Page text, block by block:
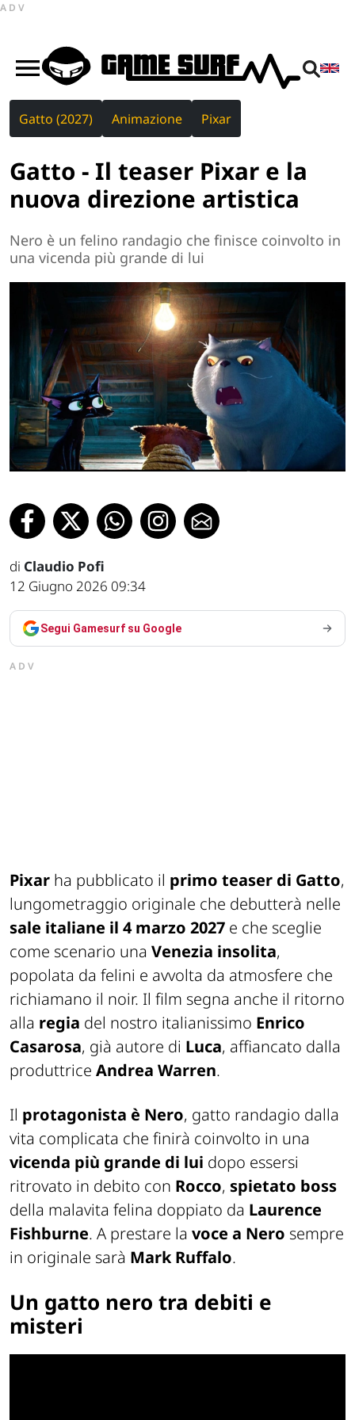
ADV
Gatto (2027) Animazione Pixar
Gatto - Il teaser Pixar e la
nuova direzione artistica
Nero è un felino randagio che finisce coinvolto in
una vicenda più grande di lui
di Claudio Pofi
12 Giugno 2026 09:34
Segui Gamesurf su Google
ADV
Pixar ha pubblicato il primo teaser di Gatto,
lungometraggio originale che debutterà nelle
sale italiane il 4 marzo 2027 e che sceglie
come scenario una Venezia insolita,
popolata da felini e avvolta da atmosfere che
richiamano il noir. Il film segna anche il ritorno
alla regia del nostro italianissimo Enrico
Casarosa, già autore di Luca, affiancato dalla
produttrice Andrea Warren.
Il protagonista è Nero, gatto randagio dalla
vita complicata che finirà coinvolto in una
vicenda più grande di lui dopo essersi
ritrovato in debito con Rocco, spietato boss
della malavita felina doppiato da Laurence
Fishburne. A prestare la voce a Nero sempre
in originale sarà Mark Ruffalo.
Un gatto nero tra debiti e
misteri